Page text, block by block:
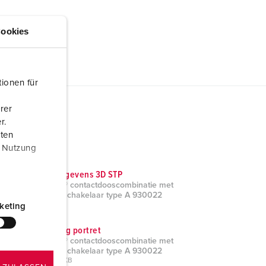
für
CAD-gegevens 3D STP
AMAXX® contactdooscombinatie met
aardlekschakelaar type A 930022
Tekening portret
AMAXX® contactdooscombinatie met
aardlekschakelaar type A 930022
PNG, 39 KB